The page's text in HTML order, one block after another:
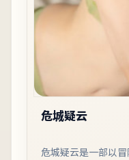
危城疑云
危城疑云是一部以